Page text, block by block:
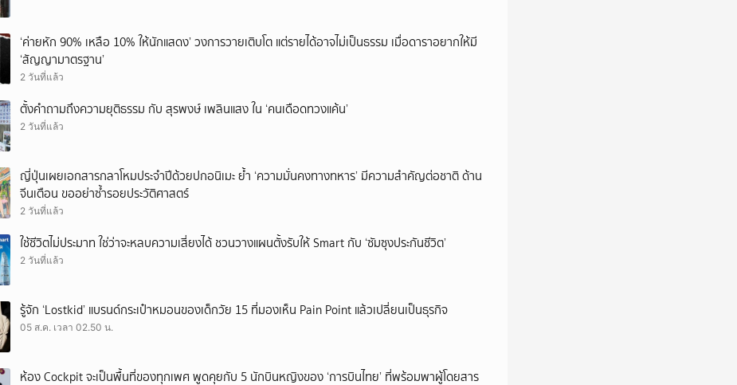
‘ค่ายหัก 90% เหลือ 10% ให้นักแสดง’ วงการวายเติบโต แต่รายได้อาจไม่เป็นธรรม เมื่อดาราอยากให้มี
‘สัญญามาตรฐาน’
2 วันที่แล้ว
ตั้งคำถามถึงความยุติธรรม กับ สุรพงษ์ เพลินแสง ใน ‘คนเดือดทวงแค้น’
2 วันที่แล้ว
ญี่ปุ่นเผยเอกสารกลาโหมประจำปีด้วยปกอนิเมะ ย้ำ ‘ความมั่นคงทางทหาร’ มีความสำคัญต่อชาติ ด้าน
จีนเตือน ขออย่าซ้ำรอยประวัติศาสตร์
2 วันที่แล้ว
ใช้ชีวิตไม่ประมาท ใช่ว่าจะหลบความเสี่ยงได้ ชวนวางแผนตั้งรับให้ Smart กับ ‘ซัมซุงประกันชีวิต’
2 วันที่แล้ว
รู้จัก ‘Lostkid’ แบรนด์กระเป๋าหมอนของเด็กวัย 15 ที่มองเห็น Pain Point แล้วเปลี่ยนเป็นธุรกิจ
05 ส.ค. เวลา 02.50 น.
ห้อง Cockpit จะเป็นพื้นที่ของทุกเพศ พูดคุยกับ 5 นักบินหญิงของ ‘การบินไทย’ ที่พร้อมพาผู้โดยสาร